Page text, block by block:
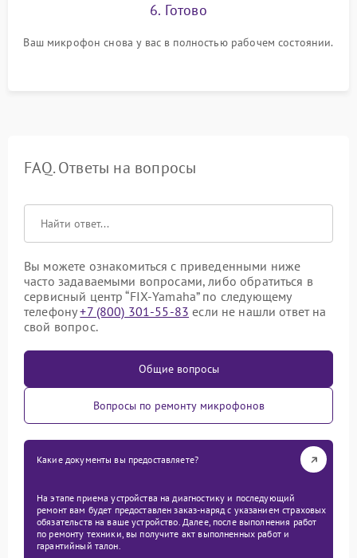
6. Готово
Ваш микрофон снова у вас в полностью рабочем состоянии.
FAQ. Ответы на вопросы
Вы можете ознакомиться с приведенными ниже
часто задаваемыми вопросами, либо обратиться в
сервисный центр “FIX-Yamaha” по следующему
телефону+7 (800) 301-55-83 если не нашли ответ на
свой вопрос.
Общие вопросы
Вопросы по ремонту микрофонов
Какие документы вы предоставляете?
На этапе приема устройства на диагностику и последующий
ремонт вам будет предоставлен заказ-наряд с указанием страховых
обязательств на ваше устройство. Далее, после выполнения работ
по ремонту техники, вы получите акт выполненных работ и
гарантийный талон.